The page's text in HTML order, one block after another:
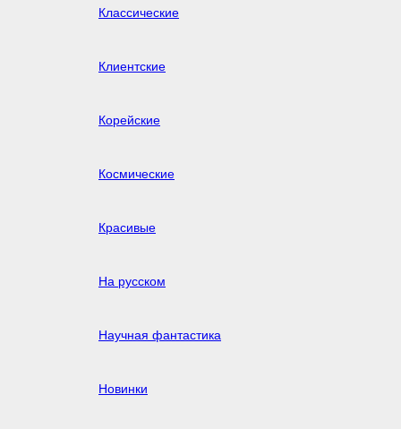
Классические
Клиентские
Корейские
Космические
Красивые
На русском
Научная фантастика
Новинки